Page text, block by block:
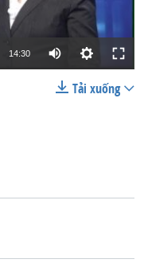
14:30
Tải xuống